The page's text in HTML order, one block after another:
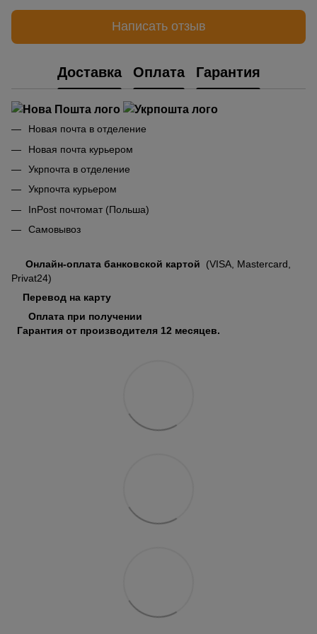
Написать отзыв
Доставка Оплата Гарантия
Новая почта в отделение
Новая почта курьером
Укрпочта в отделение
Укрпочта курьером
InPost почтомат (Польша)
Самовывоз
Онлайн-оплата банковской картой
(VISA, Mastercard,
Privat24)
Перевод на карту
Оплата при получении
Гарантия от производителя 12 месяцев.